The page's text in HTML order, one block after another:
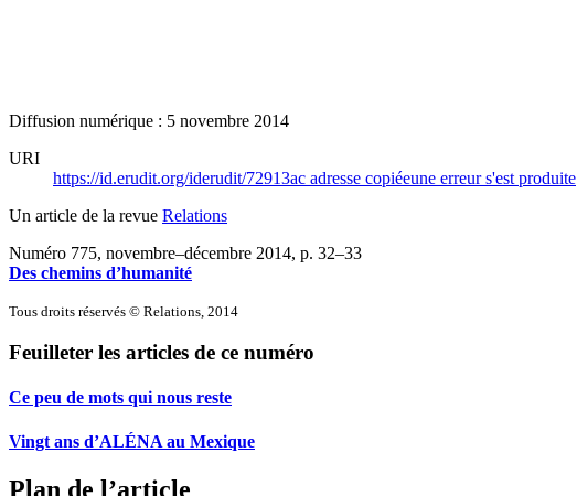
Diffusion numérique : 5 novembre 2014
URI
https://id.erudit.org/iderudit/72913ac adresse copiéeune erreur s'est produite
Un article de la revue Relations
Numéro 775, novembre–décembre 2014, p. 32–33
Des chemins d’humanité
Tous droits réservés © Relations, 2014
Feuilleter les articles de ce numéro
Ce peu de mots qui nous reste
Vingt ans d’ALÉNA au Mexique
Plan de l’article